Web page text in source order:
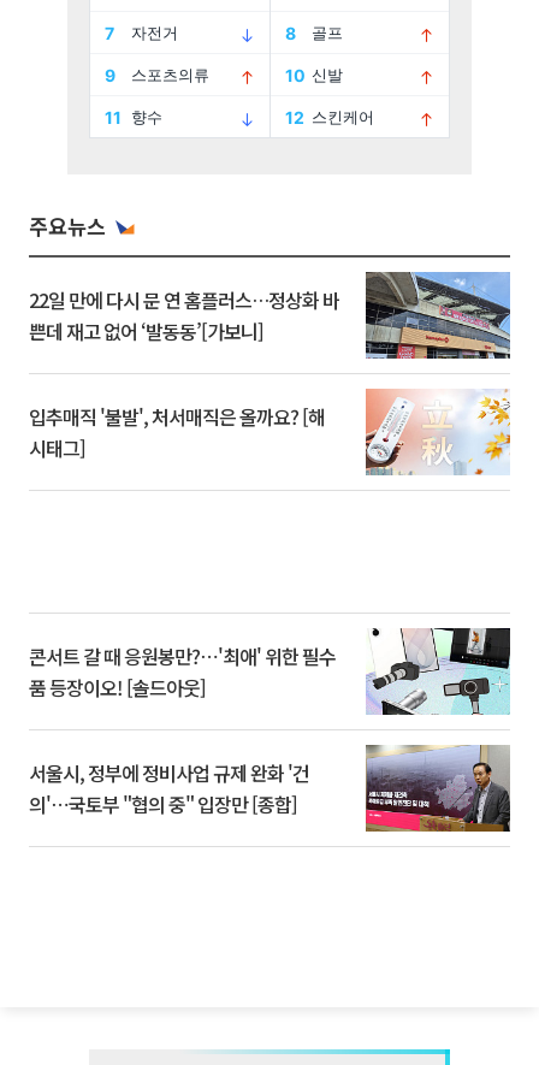
주요뉴스
22일 만에 다시 문 연 홈플러스…정상화 바
쁜데 재고 없어 ‘발동동’[가보니]
입추매직 '불발', 처서매직은 올까요? [해
시태그]
콘서트 갈 때 응원봉만?⋯'최애' 위한 필수
품 등장이오! [솔드아웃]
서울시, 정부에 정비사업 규제 완화 '건
의'⋯국토부 "협의 중" 입장만 [종합]